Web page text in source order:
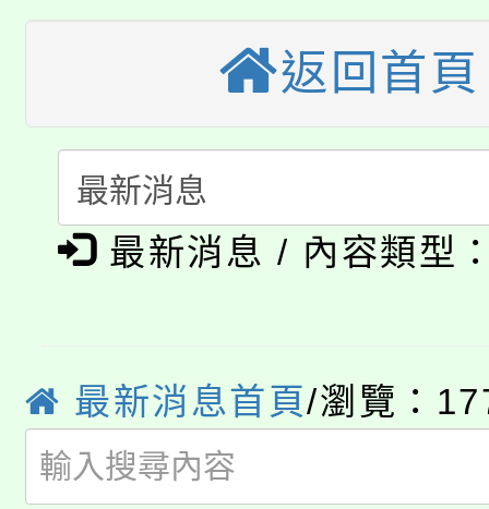
車」活動
桃園市115學年度學生
生本土語及新住民語歌
公告本校115學年度第
代理(課)教師甄選結果(
公告本校115學年度第
代理(課)教師甄選結果(
轉知中國文化大學推廣
《TA101》溝通分析基
系所師生報名參加。
淨零綠生活教案入校路
學籍身 分審查程序及
版
淨零綠領人才培育課程
公告本校115學年度第
返回首頁
最新消息 / 內容類型
最新消息首頁/瀏覽：